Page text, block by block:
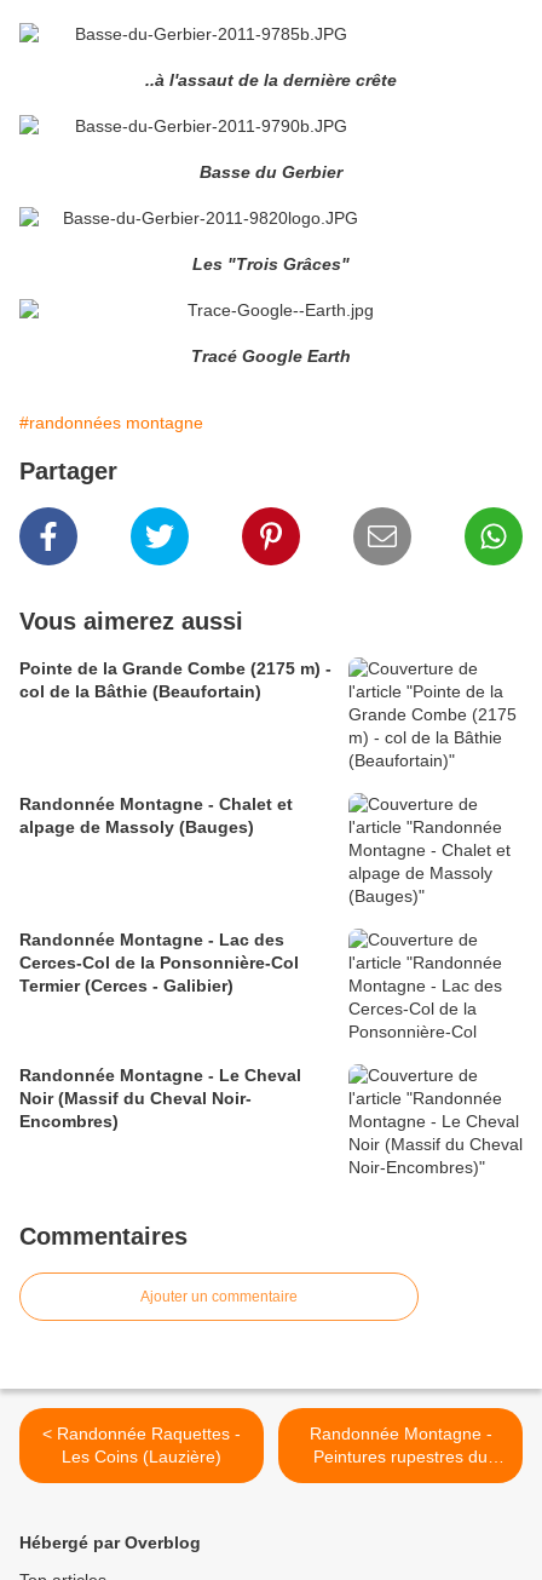
..à l'assaut de la dernière crête
Basse du Gerbier
Les "Trois Grâces"
Tracé Google Earth
#randonnées montagne
Partager
Vous aimerez aussi
Pointe de la Grande Combe (2175 m) -
col de la Bâthie (Beaufortain)
Randonnée Montagne - Chalet et
alpage de Massoly (Bauges)
Randonnée Montagne - Lac des
Cerces-Col de la Ponsonnière-Col
Termier (Cerces - Galibier)
Randonnée Montagne - Le Cheval
Noir (Massif du Cheval Noir-
Encombres)
Commentaires
Ajouter un commentaire
< Randonnée Raquettes -
Les Coins (Lauzière)
Randonnée Montagne -
Peintures rupestres du
Mont Peney (Bauges) >
Hébergé par Overblog